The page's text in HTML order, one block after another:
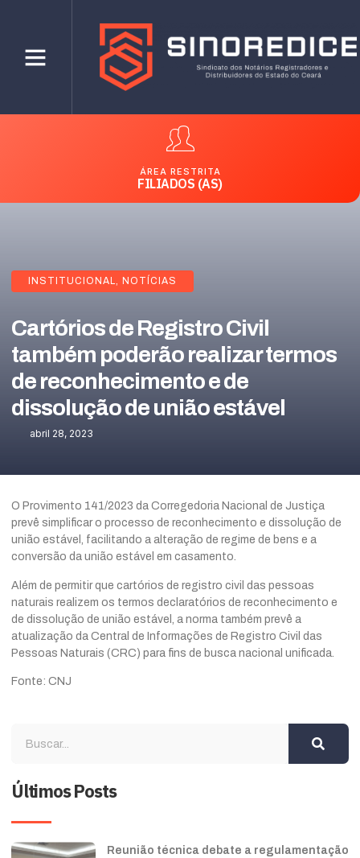
ÁREA RESTRITA
FILIADOS (AS)
INSTITUCIONAL, NOTÍCIAS
Cartórios de Registro Civil
também poderão realizar termos
de reconhecimento e de
dissolução de união estável
abril 28, 2023
O Provimento 141/2023 da Corregedoria Nacional de Justiça
prevê simplificar o processo de reconhecimento e dissolução de
união estável, facilitando a alteração de regime de bens e a
conversão da união estável em casamento.
Além de permitir que cartórios de registro civil das pessoas
naturais realizem os termos declaratórios de reconhecimento e
de dissolução de união estável, a norma também prevê a
atualização da Central de Informações de Registro Civil das
Pessoas Naturais (CRC) para fins de busca nacional unificada.
Fonte: CNJ
Últimos Posts
Reunião técnica debate a regulamentação